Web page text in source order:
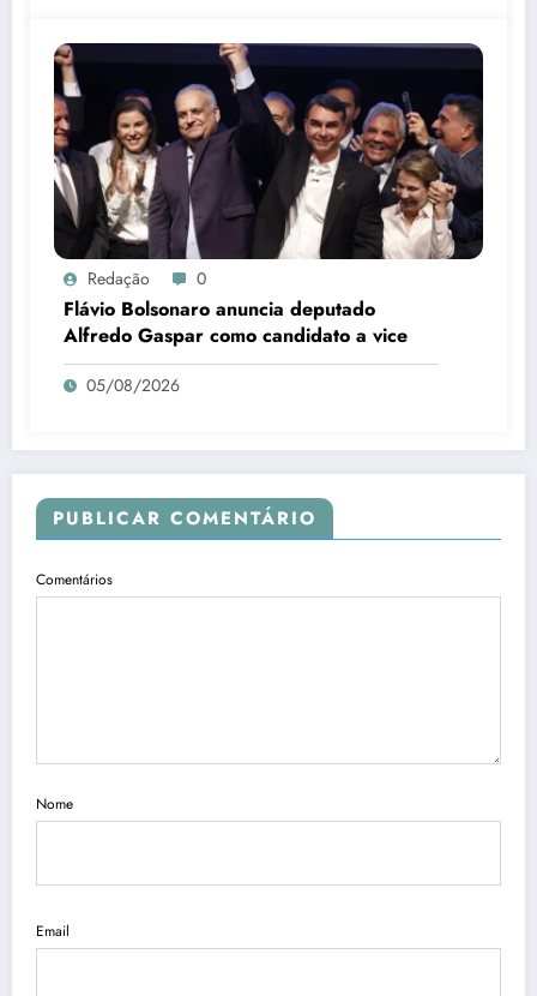
Redação 0
Flávio Bolsonaro anuncia deputado
Alfredo Gaspar como candidato a vice
05/08/2026
PUBLICAR COMENTÁRIO
Comentários
Nome
Email